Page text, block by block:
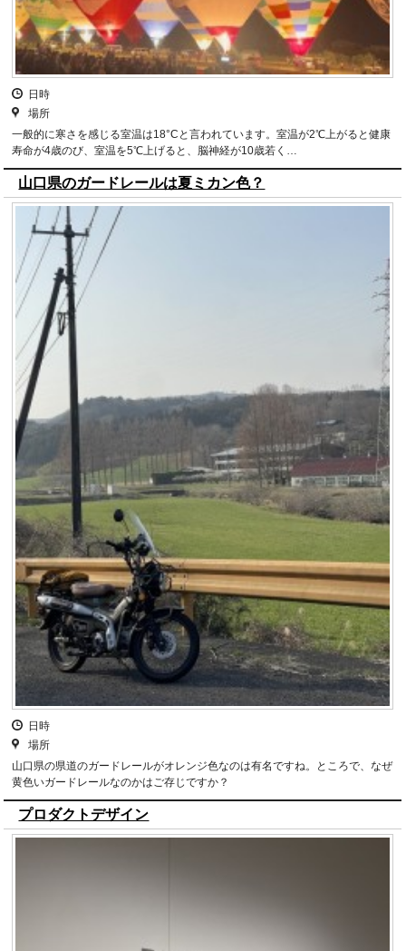
日時
場所
一般的に寒さを感じる室温は18°Cと言われています。室温が2℃上がると健康
寿命が4歳のび、室温を5℃上げると、脳神経が10歳若く…
山口県のガードレールは夏ミカン色？
日時
場所
山口県の県道のガードレールがオレンジ色なのは有名ですね。ところで、なぜ
黄色いガードレールなのかはご存じですか？
プロダクトデザイン